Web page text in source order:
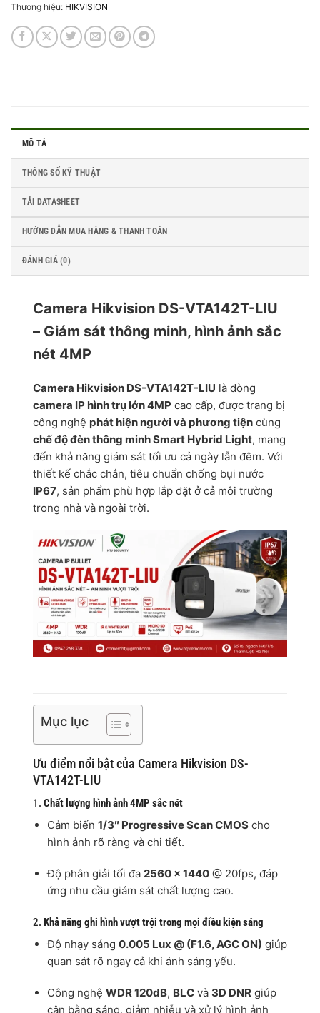
Thương hiệu: HIKVISION
MÔ TẢ
THÔNG SỐ KỸ THUẬT
TẢI DATASHEET
HƯỚNG DẪN MUA HÀNG & THANH TOÁN
ĐÁNH GIÁ (0)
Camera Hikvision DS-VTA142T-LIU
– Giám sát thông minh, hình ảnh sắc
nét 4MP
Camera Hikvision DS-VTA142T-LIU là dòng
camera IP hình trụ lớn 4MP cao cấp, được trang bị
công nghệ phát hiện người và phương tiện cùng
chế độ đèn thông minh Smart Hybrid Light, mang
đến khả năng giám sát tối ưu cả ngày lẫn đêm. Với
thiết kế chắc chắn, tiêu chuẩn chống bụi nước
IP67, sản phẩm phù hợp lắp đặt ở cả môi trường
trong nhà và ngoài trời.
Mục lục
Ưu điểm nổi bật của Camera Hikvision DS-
VTA142T-LIU
1. Chất lượng hình ảnh 4MP sắc nét
Cảm biến 1/3″ Progressive Scan CMOScho
hình ảnh rõ ràng và chi tiết.
Độ phân giải tối đa 2560 × 1440@ 20fps, đáp
ứng nhu cầu giám sát chất lượng cao.
2. Khả năng ghi hình vượt trội trong mọi điều kiện sáng
Độ nhạy sáng 0.005 Lux @ (F1.6, AGC ON) giúp
quan sát rõ ngay cả khi ánh sáng yếu.
Công nghệ WDR 120dB, BLCvà 3D DNRgiúp
cân bằng sáng, giảm nhiễu và xử lý hình ảnh